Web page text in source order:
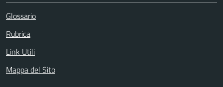
Glossario
Rubrica
Link Utili
Mappa del Sito